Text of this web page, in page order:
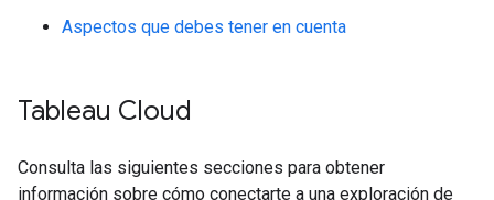
Aspectos que debes tener en cuenta
Tableau Cloud
Consulta las siguientes secciones para obtener
información sobre cómo conectarte a una exploración de